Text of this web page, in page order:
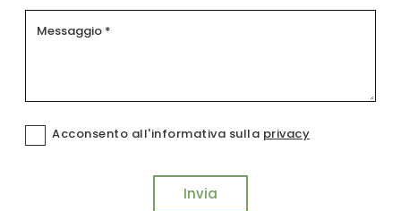
Acconsento all'informativa sulla privacy
Invia